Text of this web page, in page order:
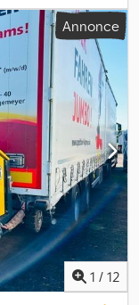
2007, heures
18 mm, droite 18
6-6 mm, droite 6-6
Annonce
1 / 12